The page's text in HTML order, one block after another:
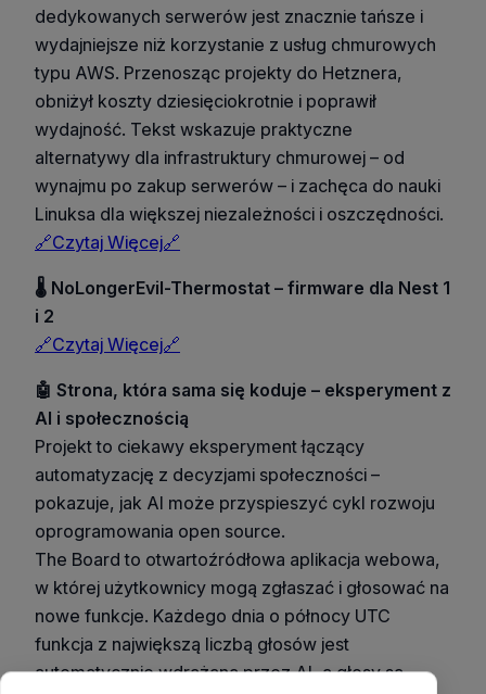
dedykowanych serwerów jest znacznie tańsze i
wydajniejsze niż korzystanie z usług chmurowych
typu AWS. Przenosząc projekty do Hetznera,
obniżył koszty dziesięciokrotnie i poprawił
wydajność. Tekst wskazuje praktyczne
alternatywy dla infrastruktury chmurowej – od
wynajmu po zakup serwerów – i zachęca do nauki
Linuksa dla większej niezależności i oszczędności.
🔗Czytaj Więcej🔗
🌡️ NoLongerEvil-Thermostat – firmware dla Nest 1
i 2
🔗Czytaj Więcej🔗
🤖 Strona, która sama się koduje – eksperyment z
AI i społecznością
Projekt to ciekawy eksperyment łączący
automatyzację z decyzjami społeczności –
pokazuje, jak AI może przyspieszyć cykl rozwoju
oprogramowania open source.
The Board to otwartoźródłowa aplikacja webowa,
w której użytkownicy mogą zgłaszać i głosować na
nowe funkcje. Każdego dnia o północy UTC
funkcja z największą liczbą głosów jest
automatycznie wdrażana przez AI, a głosy są